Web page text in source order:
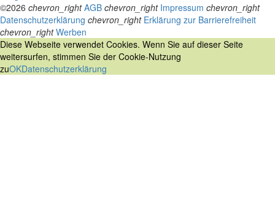
©2026 chevron_right AGB chevron_right Impressum chevron_right
Datenschutzerklärung chevron_right Erklärung zur Barrierefreiheit
chevron_right Werben
Diese Webseite verwendet Cookies. Wenn Sie auf dieser Seite
weitersurfen, stimmen Sie der Cookie-Nutzung
zuOKDatenschutzerklärung